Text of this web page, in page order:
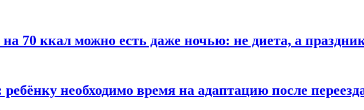
70 ккал можно есть даже ночью: не диета, а
необходимо время на адаптацию после